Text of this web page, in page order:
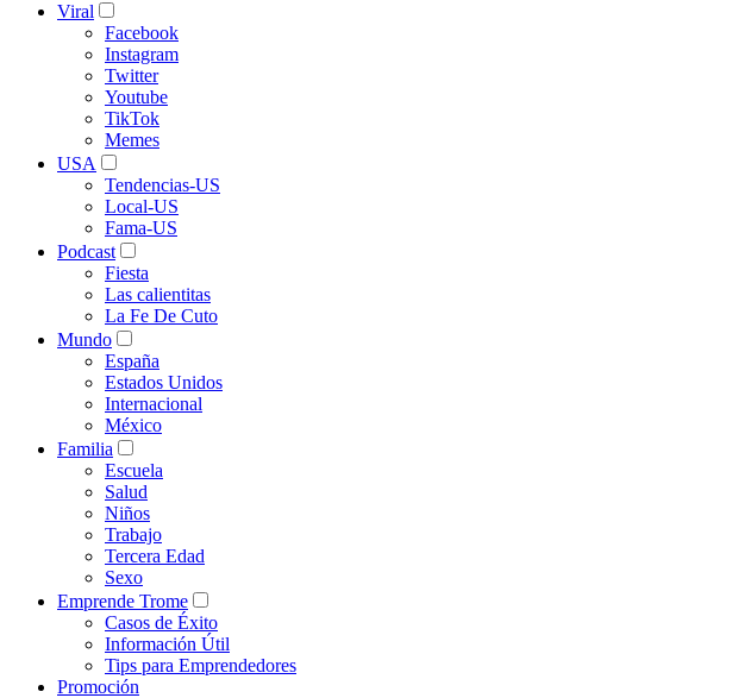
Viral
Facebook
Instagram
Twitter
Youtube
TikTok
Memes
USA
Tendencias-US
Local-US
Fama-US
Podcast
Fiesta
Las calientitas
La Fe De Cuto
Mundo
España
Estados Unidos
Internacional
México
Familia
Escuela
Salud
Niños
Trabajo
Tercera Edad
Sexo
Emprende Trome
Casos de Éxito
Información Útil
Tips para Emprendedores
Promoción